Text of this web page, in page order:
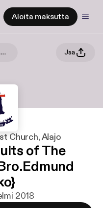
Aloita maksutta
Covenant Methodist Church, Alajo Jaa
Church, Alajo
of The
2018